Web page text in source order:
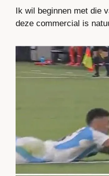
Ik wil beginnen met die
deze commercial is